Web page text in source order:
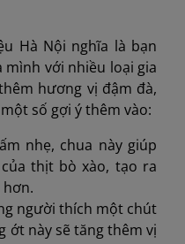
Hà Nội nghĩa là bạn
với nhiều loại gia
hương vị đậm đà,
số gợi ý thêm vào:
nhẹ, chua này giúp
thịt bò xào, tạo ra
người thích một chút
ớt này sẽ tăng thêm vị